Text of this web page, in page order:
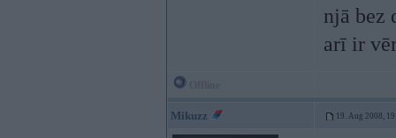
njā bez
arī ir
Mikuzz 19. Aug 2008,